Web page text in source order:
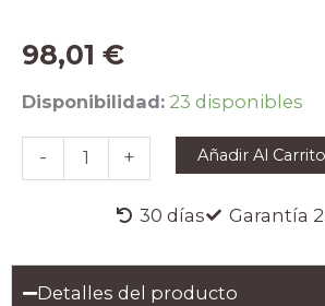
98,01 €
Disponibilidad: 23 disponibles
-
ESPEJO
KALID
cantidad
+ Añadir Al Carrito
30 días Garantía
Detalles del producto